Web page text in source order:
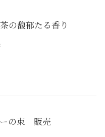
の馥郁たる香り
の束 販売